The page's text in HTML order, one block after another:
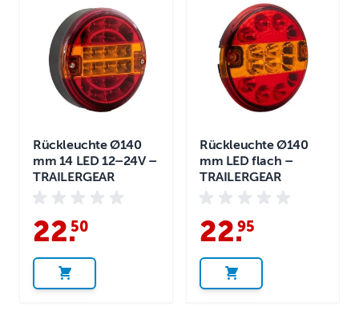
Rückleuchte Ø140
mm 14 LED 12–24V –
TRAILERGEAR
22.
50
Rückleuchte Ø140
mm LED flach –
TRAILERGEAR
22.
95